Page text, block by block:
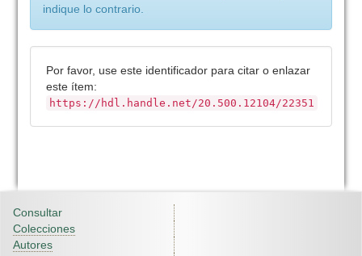
indique lo contrario.
Por favor, use este identificador para citar o enlazar
este ítem:
https://hdl.handle.net/20.500.12104/22351
Consultar
Colecciones
Autores